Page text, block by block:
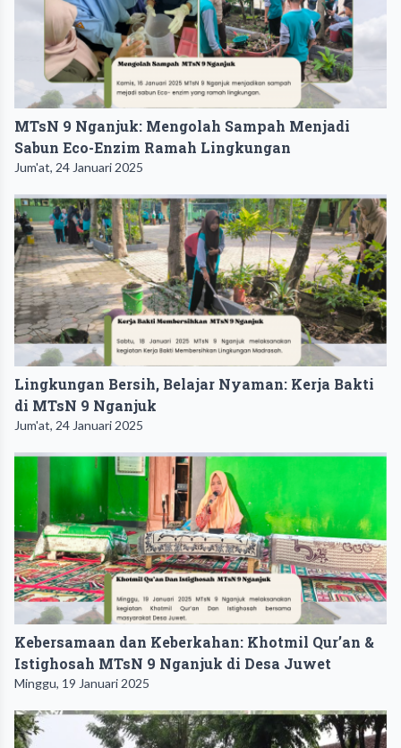
MTsN 9 Nganjuk: Mengolah Sampah Menjadi
Sabun Eco-Enzim Ramah Lingkungan
Jum'at, 24 Januari 2025
Lingkungan Bersih, Belajar Nyaman: Kerja Bakti
di MTsN 9 Nganjuk
Jum'at, 24 Januari 2025
Kebersamaan dan Keberkahan: Khotmil Qur’an &
Istighosah MTsN 9 Nganjuk di Desa Juwet
Minggu, 19 Januari 2025